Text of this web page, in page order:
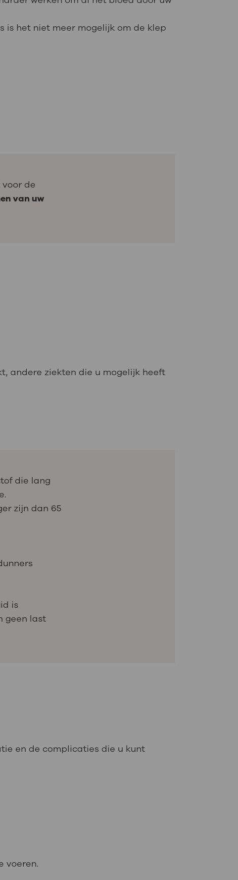
is het niet meer mogelijk om de klep
de
van uw
andere ziekten die u mogelijk heeft
die lang
zijn dan 65
is
geen last
en de complicaties die u kunt
voeren.